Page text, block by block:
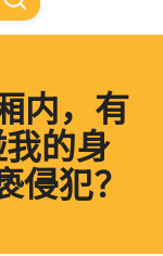
内，有
的身
侵犯？